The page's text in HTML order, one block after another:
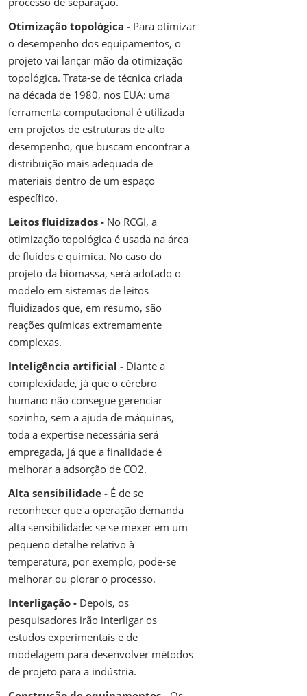
Otimização topológica - Para otimizar
o desempenho dos equipamentos, o
projeto vai lançar mão da otimização
topológica. Trata-se de técnica criada
na década de 1980, nos EUA: uma
ferramenta computacional é utilizada
em projetos de estruturas de alto
desempenho, que buscam encontrar a
distribuição mais adequada de
materiais dentro de um espaço
específico.
Leitos fluidizados - No RCGI, a
otimização topológica é usada na área
de fluídos e química. No caso do
projeto da biomassa, será adotado o
modelo em sistemas de leitos
fluidizados que, em resumo, são
reações químicas extremamente
complexas.
Inteligência artificial - Diante a
complexidade, já que o cérebro
humano não consegue gerenciar
sozinho, sem a ajuda de máquinas,
toda a expertise necessária será
empregada, já que a finalidade é
melhorar a adsorção de CO2.
Alta sensibilidade - É de se
reconhecer que a operação demanda
alta sensibilidade: se se mexer em um
pequeno detalhe relativo à
temperatura, por exemplo, pode-se
melhorar ou piorar o processo.
Interligação - Depois, os
pesquisadores irão interligar os
estudos experimentais e de
modelagem para desenvolver métodos
de projeto para a indústria.